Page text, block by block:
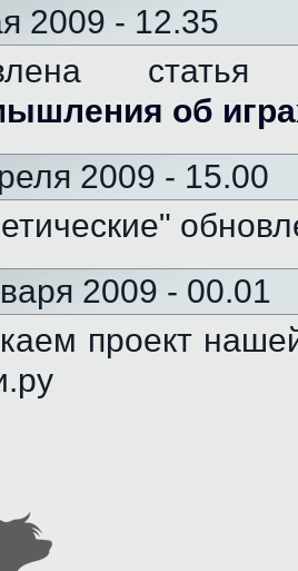
2009 - 12.35
об
2009 - 15.00
2009 - 00.01
проект